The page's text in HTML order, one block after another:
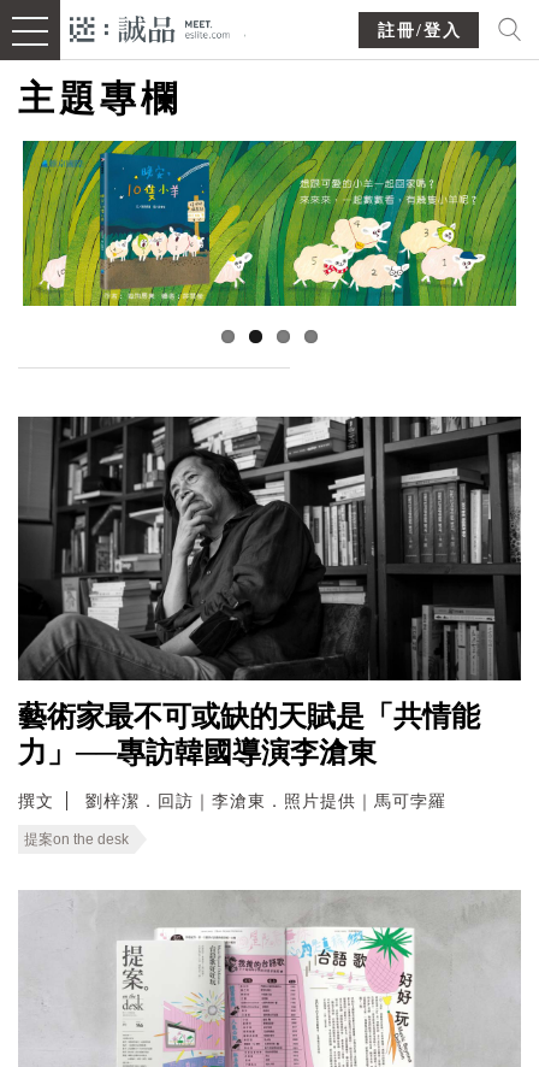
註冊/登入
主題專欄
藝術家最不可或缺的天賦是「共情能
力」──專訪韓國導演李滄東
撰文 劉梓潔．回訪｜李滄東．照片提供｜馬可孛羅
提案on the desk